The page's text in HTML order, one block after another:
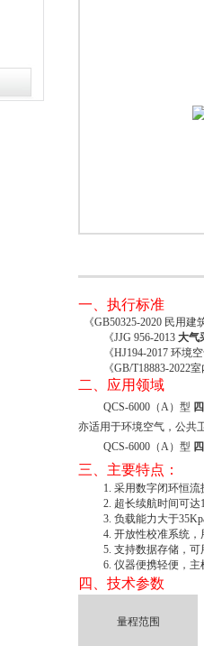
一、 执行标准
《GB50325-2020 民用建
《JJG 956-2013 大气
《HJ194-2017 环境
《GB/T18883-2022
二 应用领域
QCS-6000（A）型
亦适用于环境空气，公共
QCS-6000（A）型
三、主要特点：
1. 采用数字闭环恒
2. 超长续航时间可达
3. 负载能力大于
4. 开放性校准系统
5. 支持数据存储，可
6. 仪器便携轻便，主
四 、技术参数
量程范围